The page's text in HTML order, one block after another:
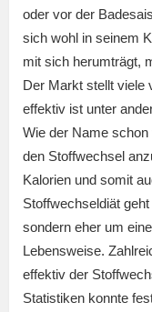
oder vor der
sich wohl in seinem
mit sich herumträgt,
Der Markt stellt viele
effektiv ist unter
Wie der Name
den Stoffwechsel
Kalorien und somit
Stoffwechseldiät
sondern eher um
Lebensweise.
effektiv der
Statistiken konnte